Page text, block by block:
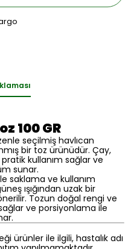
100 GR
seçilmiş havlıcan
bir toz ürünüdür. Çay,
kullanım sağlar ve
sunar.
saklama ve kullanım
ışığından uzak bir
Tozun doğal rengi ve
ve porsiyonlama ile
ürünler ile ilgili, hastalık adı